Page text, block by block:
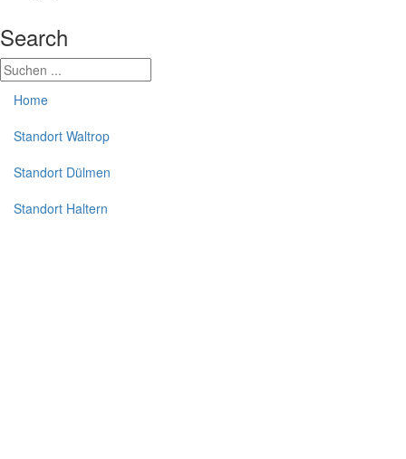
Search
Home
Standort Waltrop
Standort Dülmen
Standort Haltern